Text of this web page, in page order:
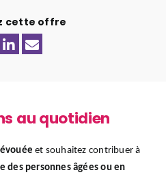
cette offre
au quotidien
et souhaitez contribuer à
personnes âgées ou en